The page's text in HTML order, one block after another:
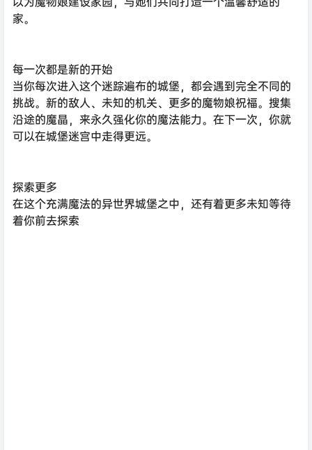
家。
每一次都是新的开始
当你每次进入这个迷踪遍布的城堡，都会遇到完全不同的
挑战。新的敌人、未知的机关、更多的魔物娘祝福。搜集
沿途的魔晶，来永久强化你的魔法能力。在下一次，你就
可以在城堡迷宫中走得更远。
探索更多
在这个充满魔法的异世界城堡之中，还有着更多未知等待
着你前去探索